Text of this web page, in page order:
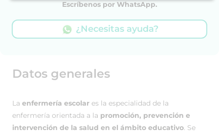
Datos generales
La enfermería escolar es la especialidad de la
enfermería orientada a la promoción, prevención e
intervención de la salud en el ámbito educativo. Se
Escríbenos por WhatsApp.
¿Necesitas ayuda?